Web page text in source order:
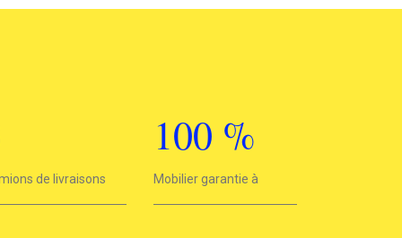
de livraisons
100 %
Mobilier garantie à